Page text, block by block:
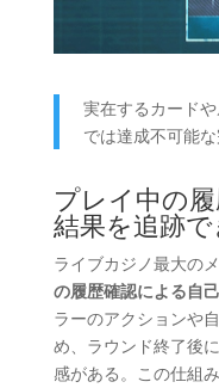
実在するカード
では達成不可能
プレイ中の
結果を追跡
ライブカジノ最大の
の履歴確認による自
ラーのアクションや
め、ラウンド終了後
感がある。この仕組